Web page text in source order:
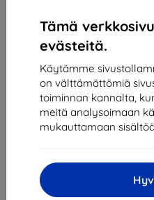
Tämä
evästeitä.
Käytämme
on välttämättömiä
toiminnan kannalta,
meitä analysoimaan
mukauttamaan
3mk SilverProtection+
Magic 7 Pro
Honor Magic 7 Pro
13,42 €